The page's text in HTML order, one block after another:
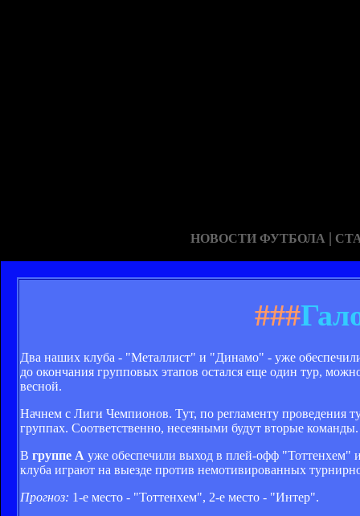
НОВОСТИ ФУТБОЛА |
###
Два наших клуба - "Металлист" и "Динамо" - уже
до окончания групповых этапов остался еще один тур,
весной.
Начнем с Лиги Чемпионов. Тут, по регламенту проведения
группах. Соответственно, несеяными будут вторые команды.
В группе А уже обеспечили выход в плей-офф
клуба играют на выезде против немотивированных
Прогноз: 1-е место - "Тоттенхем", 2-е место - "Интер".